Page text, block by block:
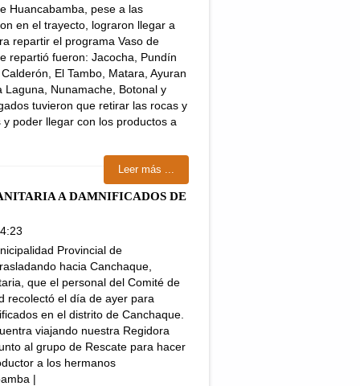
Huancabamba, pese a las
en el trayecto, lograron llegar a
repartir el programa Vaso de
repartió fueron: Jacocha, Pundín
El Tambo, Matara, Ayuran
Laguna, Nunamache, Botonal y
tuvieron que retirar las rocas y
poder llegar con los productos a
Leer más ...
A DAMNIFICADOS DE
Provincial de
hacia Canchaque,
que el personal del Comité de
recolectó el día de ayer para
en el distrito de Canchaque.
viajando nuestra Regidora
al grupo de Rescate para hacer
a los hermanos
|